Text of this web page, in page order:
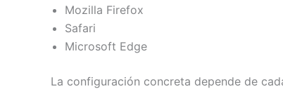
Mozilla Firefox
Safari
Microsoft Edge
La configuración concreta depende de